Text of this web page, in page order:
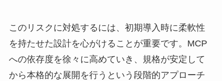
このリスクに対処するには、初期導入時に柔軟性
を持たせた設計を心がけることが重要です。MCP
への依存度を徐々に高めていき、規格が安定して
から本格的な展開を行うという段階的アプローチ